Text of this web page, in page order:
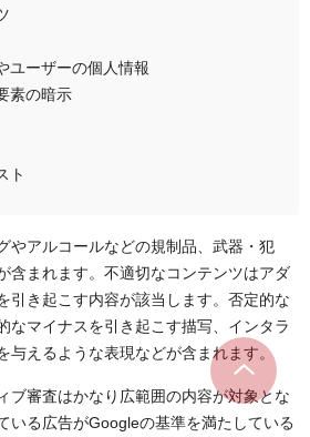
ユーザーの個人情報
素の暗示
ト
やアルコールなどの規制品、武器・犯
含まれます。不適切なコンテンツはアダ
引き起こす内容が該当します。否定的な
なマイナスを引き起こす描写、インタラ
与えるような表現などが含まれます。
ブ審査はかなり広範囲の内容が対象とな
いる広告がGoogleの基準を満たしている